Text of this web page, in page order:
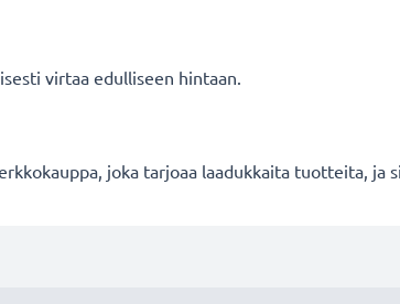
virtaa edulliseen hintaan.
joka tarjoaa laadukkaita tuotteita, ja